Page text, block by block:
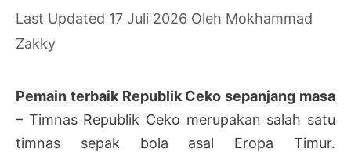
17 Juli 2026 Oleh Mokhammad
Zakky
Pemain terbaik Republik Ceko sepanjang masa
– Timnas Republik Ceko merupakan salah satu
timnas sepak bola asal Eropa Timur.